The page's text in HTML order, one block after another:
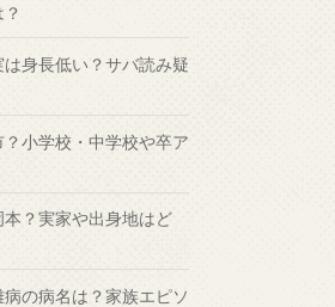
身長低い？サバ読み疑
小学校・中学校や卒ア
？実家や出身地はど
の病名は？家族エピソ